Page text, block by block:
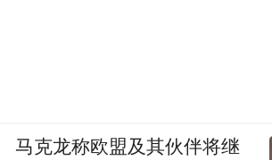
马克龙称欧盟及其伙伴将继